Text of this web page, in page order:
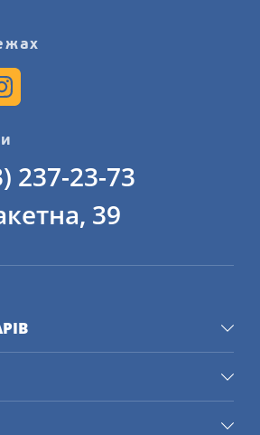
ШИН
створюються для
водіям комфортне
водіння. Вони
з дорогою:
складу гумової
та конструкції
237-23-73
39